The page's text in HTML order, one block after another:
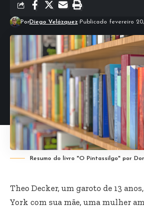
PorDiego Velázquez Publicado fevereiro
Resumo do livro "O Pintassilgo" por
Theo Decker, um garoto de 13
York com sua mãe, uma mulher